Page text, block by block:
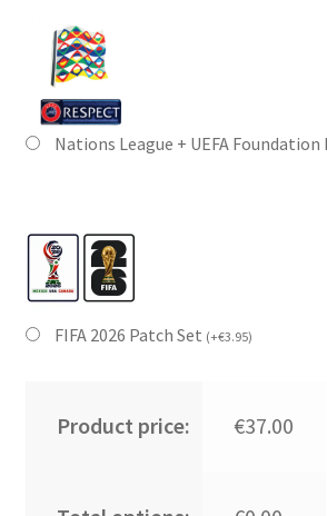
Nations League + UEFA Foundation
FIFA 2026 Patch Set (+€3.95)
Product price: €37.00